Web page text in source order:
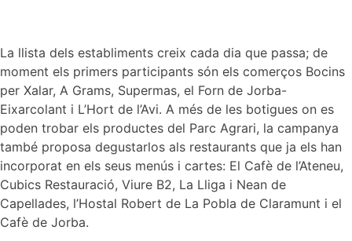
La llista dels establiments creix cada dia que passa; de
moment els primers participants són els comerços Bocins
per Xalar, A Grams, Supermas, el Forn de Jorba-
Eixarcolant i L’Hort de l’Avi. A més de les botigues on es
poden trobar els productes del Parc Agrari, la campanya
també proposa degustarlos als restaurants que ja els han
incorporat en els seus menús i cartes: El Cafè de l’Ateneu,
Cubics Restauració, Viure B2, La Lliga i Nean de
Capellades, l’Hostal Robert de La Pobla de Claramunt i el
Cafè de Jorba.